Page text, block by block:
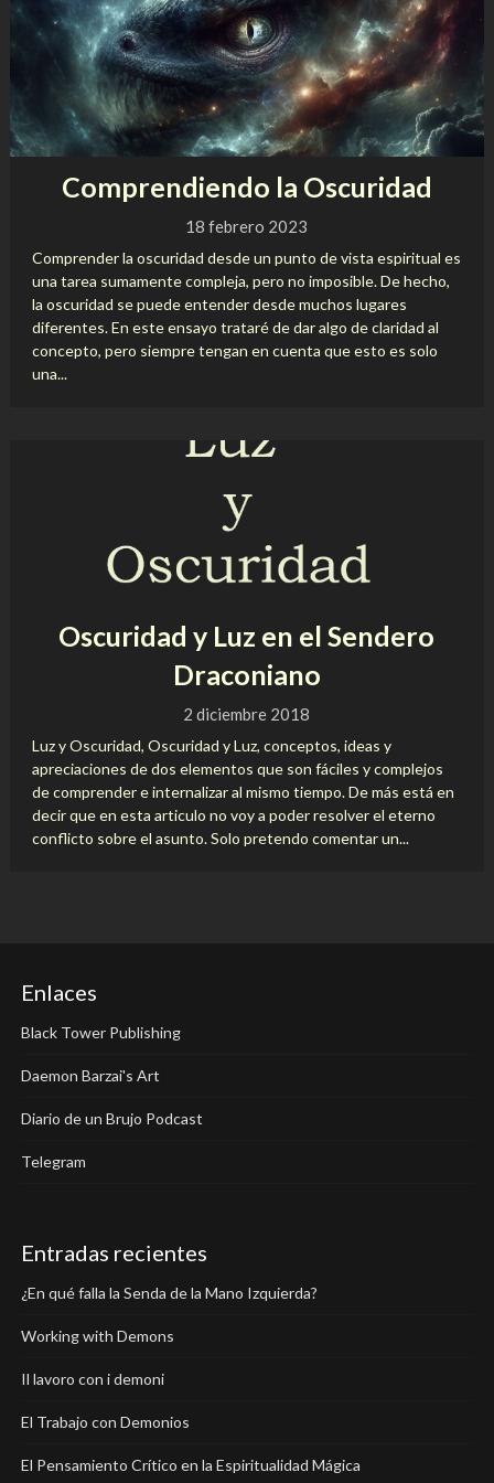
Comprendiendo la Oscuridad
18 febrero 2023
Comprender la oscuridad desde un punto de vista espiritual es
una tarea sumamente compleja, pero no imposible. De hecho,
la oscuridad se puede entender desde muchos lugares
diferentes. En este ensayo trataré de dar algo de claridad al
concepto, pero siempre tengan en cuenta que esto es solo
una...
Oscuridad y Luz en el Sendero
Draconiano
2 diciembre 2018
Luz y Oscuridad, Oscuridad y Luz, conceptos, ideas y
apreciaciones de dos elementos que son fáciles y complejos
de comprender e internalizar al mismo tiempo. De más está en
decir que en esta articulo no voy a poder resolver el eterno
conflicto sobre el asunto. Solo pretendo comentar un...
Enlaces
Black Tower Publishing
Daemon Barzai's Art
Diario de un Brujo Podcast
Telegram
Entradas recientes
¿En qué falla la Senda de la Mano Izquierda?
Working with Demons
Il lavoro con i demoni
El Trabajo con Demonios
El Pensamiento Crítico en la Espiritualidad Mágica